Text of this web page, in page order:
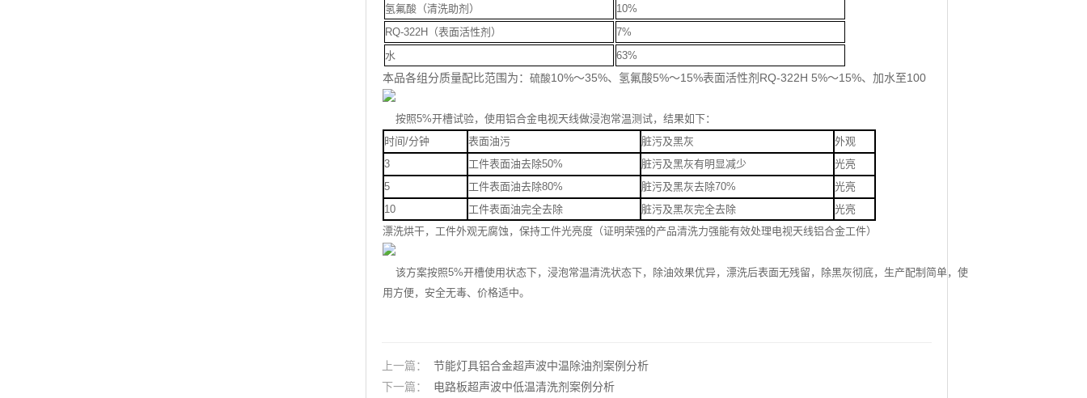
氢氟酸（清洗助剂）
10%
RQ-322H
（表面活性剂）
7%
水
63%
本品各组分质量配比范围为： 硫酸10%～35%、氢氟酸5%～15%表面活性剂RQ-322H 5%～15%、加水至100
按照5%开槽试验，使用铝合金电视天线做浸泡常温测试，结果如下：
时间/分钟 表面油污 脏污及黑灰
外观
3
工件表面油去除50% 脏污及黑灰有明显减少
光亮
5
工件表面油去除80% 脏污及黑灰去除70%
光亮
10
工件表面油完全去除 脏污及黑灰完全去除
光亮
漂洗烘干，工件外观无腐蚀，保持工件光亮度（证明荣强的产品清洗力强能有效处理电视天线铝合金工件）
该方案按照5%开槽使用状态下，浸泡常温清洗状态下，除油效果优异，漂洗后表面无残留，除黑灰彻底，生产配制简单，使
用方便，安全无毒、价格适中。
上一篇：
节能灯具铝合金超声波中温除油剂案例分析
下一篇：
电路板超声波中低温清洗剂案例分析